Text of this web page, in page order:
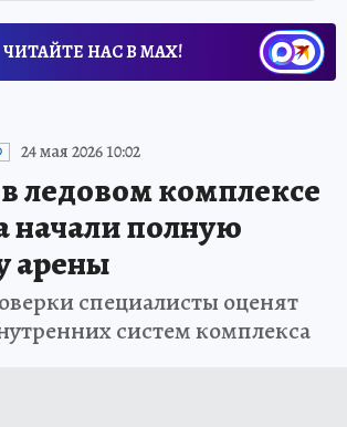
ЧИТАЙТЕ НАС В МАХ!
24 мая 2026 10:02
ледовом комплексе
начали полную
арены
специалисты оценят
систем комплекса